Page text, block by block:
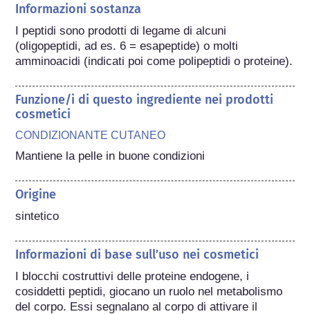
Informazioni sostanza
I peptidi sono prodotti di legame di alcuni
(oligopeptidi, ad es. 6 = esapeptide) o molti
amminoacidi (indicati poi come polipeptidi o proteine).
Funzione/i di questo ingrediente nei prodotti
cosmetici
CONDIZIONANTE CUTANEO
Mantiene la pelle in buone condizioni
Origine
sintetico
Informazioni di base sull’uso nei cosmetici
I blocchi costruttivi delle proteine endogene, i
cosiddetti peptidi, giocano un ruolo nel metabolismo
del corpo. Essi segnalano al corpo di attivare il